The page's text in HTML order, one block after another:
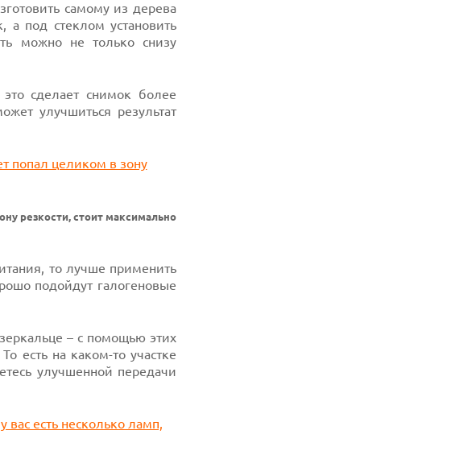
самому из дерева
а под стеклом установить
можно не только снизу
сделает снимок более
улучшиться результат
резкости, стоит максимально
то лучше применить
подойдут галогеновые
– с помощью этих
есть на каком-тоучастке
улучшенной передачи